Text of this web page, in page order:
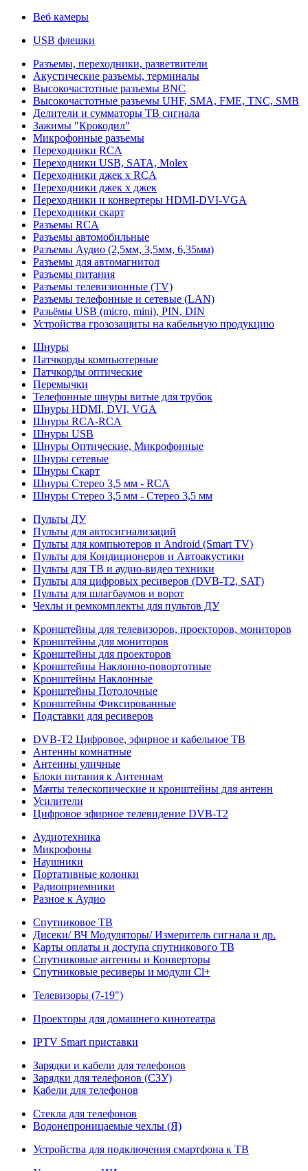
Веб камеры
USB флешки
Разъемы, переходники, разветвители
Акустические разъемы, терминалы
Высокочастотные разъемы BNC
Высокочастотные разъемы UHF, SMA, FME, TNC, SMB
Делители и сумматоры ТВ сигнала
Зажимы "Крокодил"
Микрофонные разъемы
Переходники RCA
Переходники USB, SATA, Molex
Переходники джек х RCA
Переходники джек х джек
Переходники и конвертеры HDMI-DVI-VGA
Переходники скарт
Разъемы RCA
Разъемы автомобильные
Разъемы Аудио (2,5мм, 3,5мм, 6,35мм)
Разъемы для автомагнитол
Разъемы питания
Разъемы телевизионные (TV)
Разъемы телефонные и сетевые (LAN)
Разьёмы USB (micro, mini), PIN, DIN
Устройства грозозащиты на кабельную продукцию
Шнуры
Патчкорды компьютерные
Патчкорды оптические
Перемычки
Телефонные шнуры витые для трубок
Шнуры HDMI, DVI, VGA
Шнуры RCA-RCA
Шнуры USB
Шнуры Оптические, Микрофонные
Шнуры сетевые
Шнуры Скарт
Шнуры Стерео 3,5 мм - RCA
Шнуры Стерео 3,5 мм - Стерео 3,5 мм
Пульты ДУ
Пульты для автосигнализаций
Пульты для компьютеров и Android (Smart TV)
Пульты для Кондиционеров и Автоакустики
Пульты для ТВ и аудио-видео техники
Пульты для цифровых ресиверов (DVB-T2, SAT)
Пульты для шлагбаумов и ворот
Чехлы и ремкомплекты для пультов ДУ
Кронштейны для телевизоров, проекторов, мониторов
Кронштейны для мониторов
Кронштейны для проекторов
Кронштейны Наклонно-повортотные
Кронштейны Наклонные
Кронштейны Потолочные
Кронштейны Фиксированные
Подставки для ресиверов
DVB-T2 Цифровое, эфирное и кабельное ТВ
Антенны комнатные
Антенны уличные
Блоки питания к Антеннам
Мачты телескопические и кронштейны для антенн
Усилители
Цифровое эфирное телевидение DVB-Т2
Аудиотехника
Микрофоны
Наушники
Портативные колонки
Радиоприемники
Разное к Аудио
Спутниковое ТВ
Дисеки/ ВЧ Модуляторы/ Измеритель сигнала и др.
Карты оплаты и доступа спутникового ТВ
Спутниковые антенны и Конверторы
Спутниковые ресиверы и модули Cl+
Телевизоры (7-19")
Проекторы для домашнего кинотеатра
IPTV Smart приставки
Зарядки и кабели для телефонов
Зарядки для телефонов (СЗУ)
Кабели для телефонов
Стекла для телефонов
Водонепроницаемые чехлы (Я)
Устройства для подключения смартфона к ТВ